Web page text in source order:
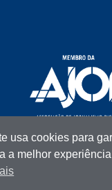
usa cookies para
a melhor